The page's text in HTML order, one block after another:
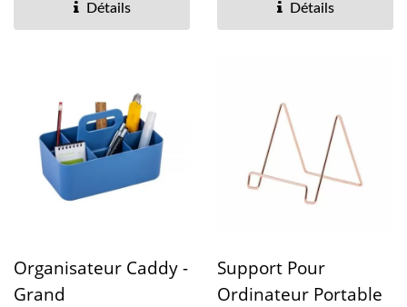
Détails
Détails
Organisateur Caddy -
Grand
Support Pour
Ordinateur Portable